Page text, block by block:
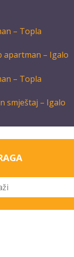
– Topla
apartman – Igalo
– Topla
smještaj – Igalo